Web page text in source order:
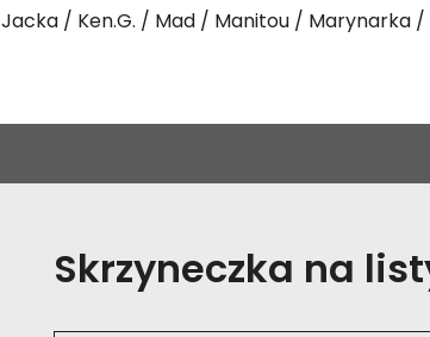
Jacka Ken.G. Mad Manitou Marynarka
Skrzyneczka na